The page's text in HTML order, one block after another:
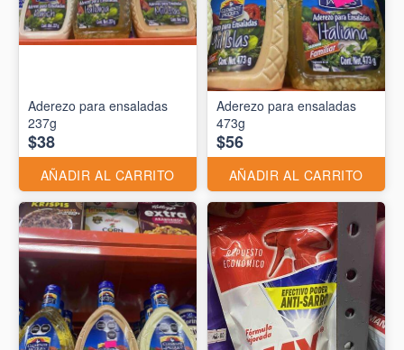
Aderezo para ensaladas
237g
$38
AÑADIR AL CARRITO
Aderezo para ensaladas
473g
$56
AÑADIR AL CARRITO